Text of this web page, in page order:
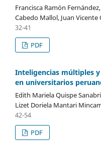
Francisca Ramón
Cabedo Mallol, Juan
32-41
PDF
Inteligencias múltiples
en universitarios
Edith Mariela Quispe
Lizet Doriela Mantari
42-54
PDF